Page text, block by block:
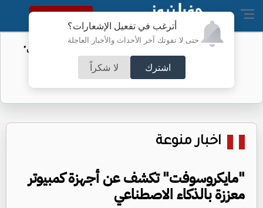
أترغب في تفعيل الإشعارات؟
حتى لا تفوتك آخر الأحداث والأخبار العاجلة
اشترك لا شكراً
النسخة الكاملة
الأمن السيبراني يحذر من رسائل "واتساب"
اخبار منوعة
"مايكروسوفت" تكشف عن أجهزة كمبيوتر
معززة بالذكاء الاصطناعي